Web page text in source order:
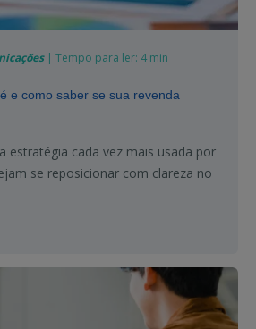
| Tempo para ler: 4 min
e como saber se sua revenda
estratégia cada vez mais usada por
se reposicionar com clareza no